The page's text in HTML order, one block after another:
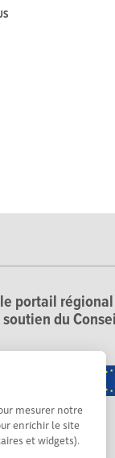
mesurer notre
enrichir le site
et widgets).
portail
du